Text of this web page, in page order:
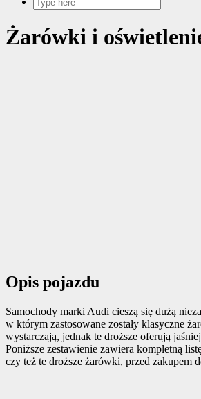
Żarówki i
Opis pojazdu
Samochody marki Audi cieszą się dużą
w którym zastosowane zostały klasyczne
wystarczają, jednak te droższe oferują
Poniższe zestawienie zawiera kompletną
czy też te droższe żarówki, przed zakupem